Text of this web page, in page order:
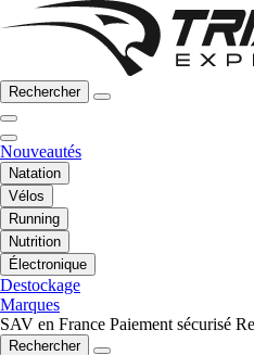
Rechercher
Nouveautés
Natation
Vélos
Running
Nutrition
Électronique
Destockage
Marques
SAV en France Paiement sécurisé
Rechercher